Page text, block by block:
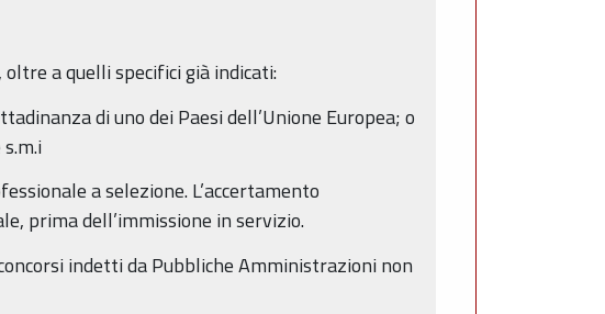
a quelli specifici già indicati:
di uno dei Paesi dell’Unione Europea; o
a selezione. L’accertamento
prima dell’immissione in servizio.
indetti da Pubbliche Amministrazioni non